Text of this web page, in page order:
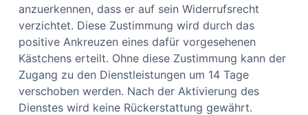
anzuerkennen, dass er auf sein Widerrufsrecht
verzichtet. Diese Zustimmung wird durch das
positive Ankreuzen eines dafür vorgesehenen
Kästchens erteilt. Ohne diese Zustimmung kann der
Zugang zu den Dienstleistungen um 14 Tage
verschoben werden. Nach der Aktivierung des
Dienstes wird keine Rückerstattung gewährt.